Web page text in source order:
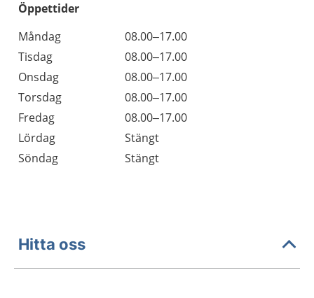
Öppettider
Dag
Öppettider
Kommentarer
Måndag
08.00–17.00
Tisdag
08.00–17.00
Onsdag
08.00–17.00
Torsdag
08.00–17.00
Fredag
08.00–17.00
Lördag
Stängt
Söndag
Stängt
Hitta oss